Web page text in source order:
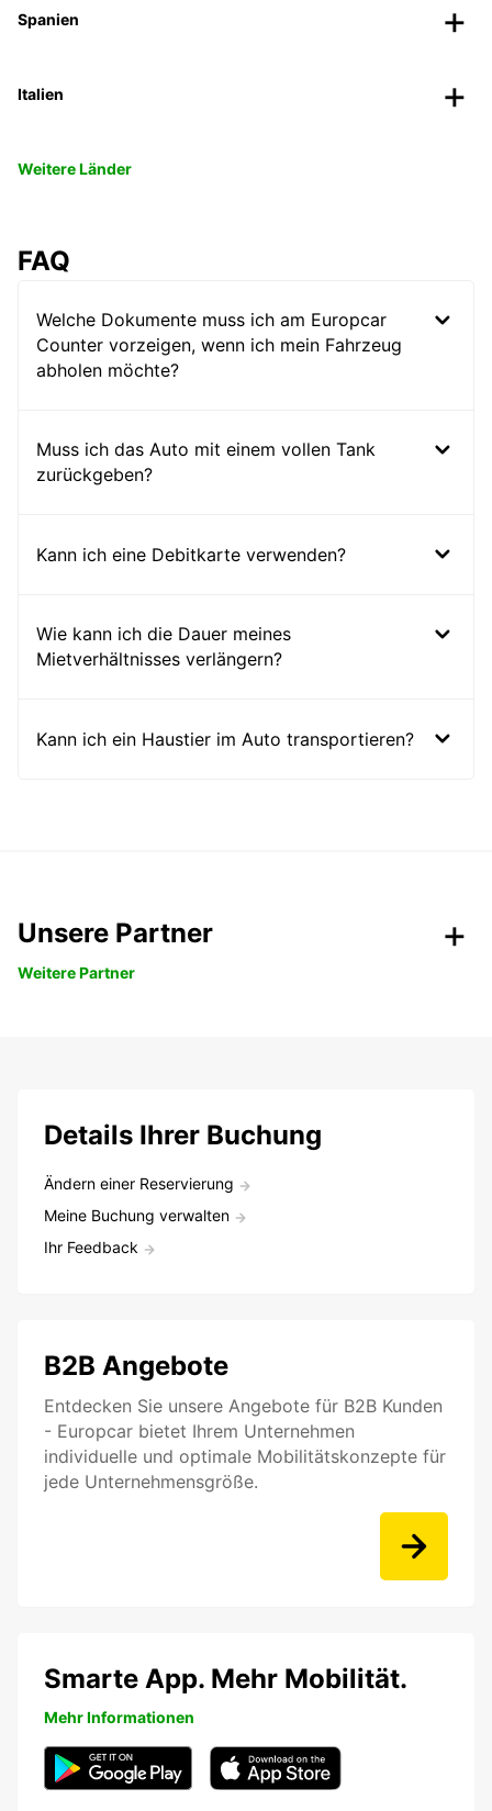
Spanien
Italien
Weitere Länder
FAQ
Welche Dokumente muss ich am Europcar
Counter vorzeigen, wenn ich mein Fahrzeug
abholen möchte?
Muss ich das Auto mit einem vollen Tank
zurückgeben?
Kann ich eine Debitkarte verwenden?
Wie kann ich die Dauer meines
Mietverhältnisses verlängern?
Kann ich ein Haustier im Auto transportieren?
Unsere Partner
Weitere Partner
Details Ihrer Buchung
Ändern einer Reservierung
Meine Buchung verwalten
Ihr Feedback
B2B Angebote
Entdecken Sie unsere Angebote für B2B Kunden
- Europcar bietet Ihrem Unternehmen
individuelle und optimale Mobilitätskonzepte für
jede Unternehmensgröße.
Smarte App. Mehr Mobilität.
Mehr Informationen